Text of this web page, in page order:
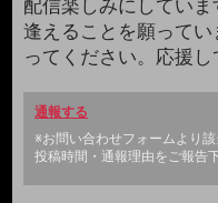
配信楽しみにしてい
逢えることを願って
ってください。応援し
通報する
※お問い合わせフォームより
投稿時間・通報理由をご報告